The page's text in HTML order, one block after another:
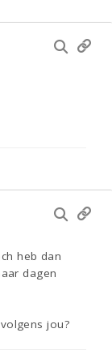
heb dan
dagen
jou?